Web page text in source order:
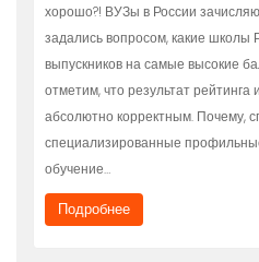
хорошо?! ВУЗы в России
задались вопросом, какие школы
выпускников на самые высокие
отметим, что результат
абсолютно корректным. Почему,
специализированные
обучение…
Подробнее